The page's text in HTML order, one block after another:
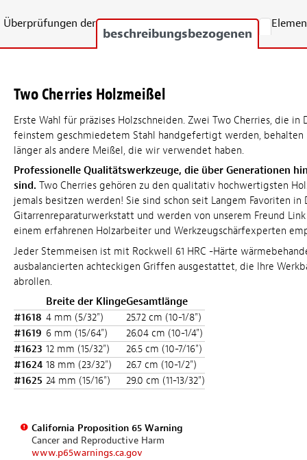
Überprüfungen der
beschreibungsbezogenen
Two Cherries Holzmeißel
Erste Wahl für präzises Holzschneiden. Zwei Two Cherries, die in
feinstem geschmiedetem Stahl handgefertigt werden, behalten
länger als andere Meißel, die wir verwendet haben.
Professionelle Qualitätswerkzeuge, die über Generationen
sind. Two Cherries gehören zu den qualitativ hochwertigsten
jemals besitzen werden! Sie sind schon seit Langem Favoriten in
Gitarrenreparaturwerkstatt und werden von unserem Freund Link
einem erfahrenen Holzarbeiter und Werkzeugschärfexperten
Jeder Stemmeisen ist mit Rockwell 61 HRC -Härte
ausbalancierten achteckigen Griffen ausgestattet, die Ihre
abrollen.
Breite der KlingeGesamtlänge
#1618 4 mm (5/32")
25.72 cm (10-1/8")
#1619 6 mm (15/64")
26.04 cm (10-1/4")
#1623 12 mm (15/32")
26.5 cm (10-7/16")
#1624 18 mm (23/32")
26.7 cm (10-1/2")
#1625 24 mm (15/16") 29.0 cm (11-13/32")
California Proposition 65 Warning
Cancer and Reproductive Harm
www.p65warnings.ca.gov